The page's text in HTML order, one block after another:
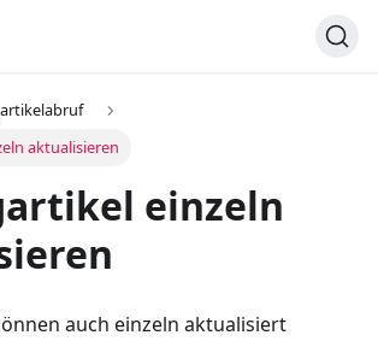
aktualisieren
einzeln
auch einzeln aktualisiert